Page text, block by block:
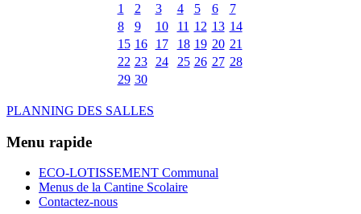
1
2 3 4 5 6
7
8
9 10 11 12 13 14
15 16 17 18 19 20 21
22 23 24 25 26 27 28
29 30
PLANNING DES SALLES
Menu rapide
ECO-LOTISSEMENT Communal
Menus de la Cantine Scolaire
Contactez-nous